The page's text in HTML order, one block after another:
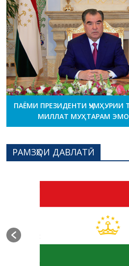
ПАЁМИ ПРЕЗИДЕНТИ ҶУМҲУРИИ
МИЛЛАТ МУҲТАРАМ
РАМЗҲОИ ДАВЛАТӢ